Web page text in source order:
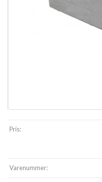
Pris:
Varenummer: